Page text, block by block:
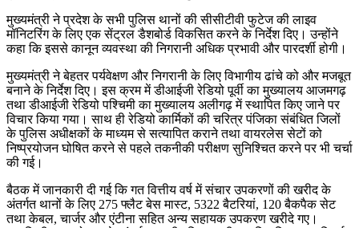
मुख्यमंत्री ने प्रदेश के सभी पुलिस थानों की सीसीटीवी फुटेज की लाइव
मॉनिटरिंग के लिए एक सेंट्रल डैशबोर्ड विकसित करने के निर्देश दिए। उन्होंने
कहा कि इससे कानून व्यवस्था की निगरानी अधिक प्रभावी और पारदर्शी होगी।
मुख्यमंत्री ने बेहतर पर्यवेक्षण और निगरानी के लिए विभागीय ढांचे को और मजबूत
बनाने के निर्देश दिए। इस क्रम में डीआईजी रेडियो पूर्वी का मुख्यालय आजमगढ़
तथा डीआईजी रेडियो पश्चिमी का मुख्यालय अलीगढ़ में स्थापित किए जाने पर
विचार किया गया। साथ ही रेडियो कार्मिकों की चरित्र पंजिका संबंधित जिलों
के पुलिस अधीक्षकों के माध्यम से सत्यापित कराने तथा वायरलेस सेटों को
निष्प्रयोजन घोषित करने से पहले तकनीकी परीक्षण सुनिश्चित करने पर भी चर्चा
की गई।
बैठक में जानकारी दी गई कि गत वित्तीय वर्ष में संचार उपकरणों की खरीद के
अंतर्गत थानों के लिए 275 फ्लैट बेस मास्ट, 5322 बैटरियां, 120 बैकपैक सेट
तथा केबल, चार्जर और एंटीना सहित अन्य सहायक उपकरण खरीदे गए।